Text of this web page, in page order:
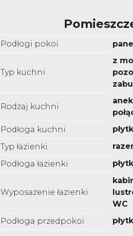
Podłogi pokoi
Typ kuchni
z
Rodzaj kuchni
Podłoga kuchni
Typ łazienki
Podłoga łazienki
Wyposażenie łazienki
WC
Podłoga przedpokoi